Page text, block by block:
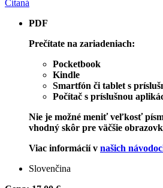
Čítaná
PDF
Prečítate na zariadeniach:
Pocketbook
Kindle
Smartfón či tablet s
Počítač s príslušnou
Nie je možné meniť veľkosť
vhodný skôr pre väčšie
Viac informácií v našich
Slovenčina